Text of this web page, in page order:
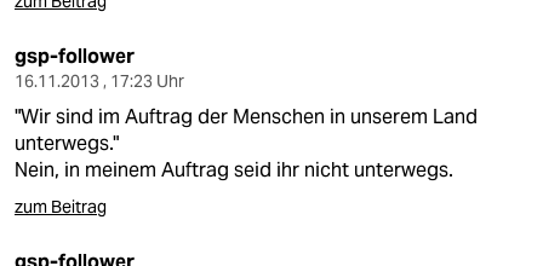
gsp-follower
16.11.2013 , 17:23 Uhr
"Wir sind im Auftrag der Menschen in unserem Land
unterwegs."
Nein, in meinem Auftrag seid ihr nicht unterwegs.
zum Beitrag